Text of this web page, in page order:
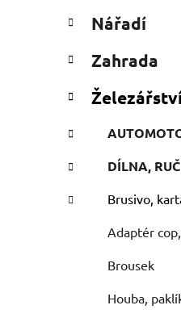
Nářadí
Zahrada
DÍLNA,
Brusivo,
Adaptér
Brousek
Houba,